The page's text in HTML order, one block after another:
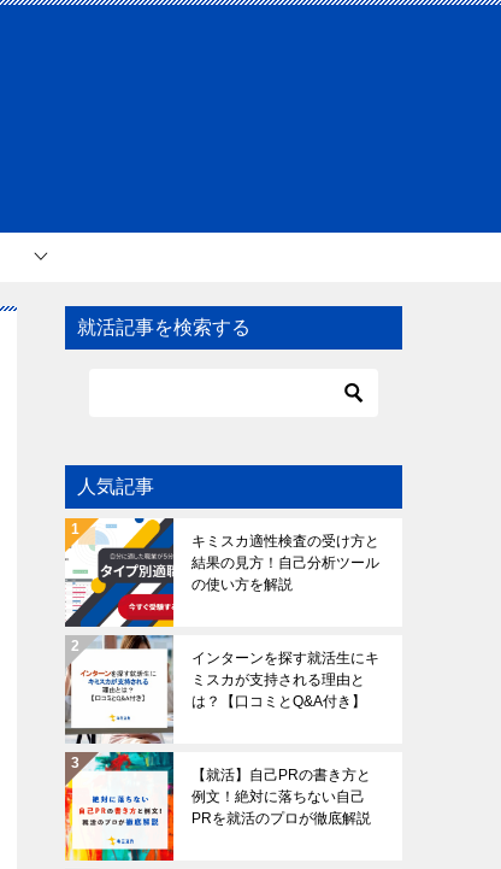
就活記事を検索する
人気記事
キミスカ適性検査の受け方と
結果の見方！自己分析ツール
の使い方を解説
インターンを探す就活生にキ
ミスカが支持される理由と
は？【口コミとQ&A付き】
【就活】自己PRの書き方と
例文！絶対に落ちない自己
PRを就活のプロが徹底解説